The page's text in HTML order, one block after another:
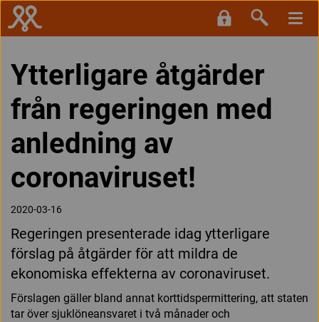
Ytterligare åtgärder
från regeringen med
anledning av
coronaviruset!
2020-03-16
Regeringen presenterade idag ytterligare
förslag på åtgärder för att mildra de
ekonomiska effekterna av coronaviruset.
Förslagen gäller bland annat korttidspermittering, att staten
tar över sjuklöneansvaret i två månader och